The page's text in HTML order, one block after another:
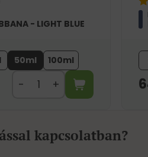
- LIGHT BLUE
50ml 100ml
kapcsolatban?